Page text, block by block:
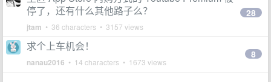
停了，还有什么其他路子么？
jtam • 36 characters • 3157 views
28
求个上车机会！
nanau2016 • 14 characters • 1673 views
8